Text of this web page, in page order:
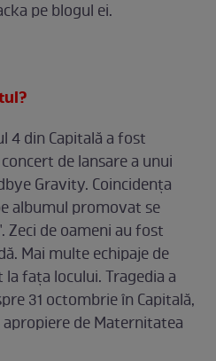
pe blogul ei.
4 din Capitală a fost
de lansare a unui
Gravity. Coincidenţa
albumul promovat se
Zeci de oameni au fost
Mai multe echipaje de
faţa locului. Tragedia a
31 octombrie în Capitală,
de Maternitatea